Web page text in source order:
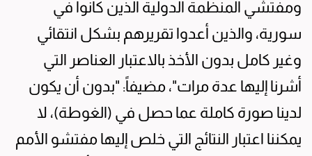
ومفتشي المنظمة الدولية الذين كانوا في
سورية، والذين أعدوا تقريرهم بشكل انتقائي
وغير كامل بدون الأخذ بالاعتبار العناصر التي
أشرنا إليها عدة مرات"، مضيفاً: "بدون أن يكون
لدينا صورة كاملة عما حصل في (الغوطة)، لا
يمكننا اعتبار النتائج التي خلص إليها مفتشو الأمم